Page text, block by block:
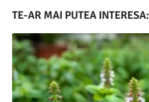
TE-AR MAI PUTEA INTERESA: